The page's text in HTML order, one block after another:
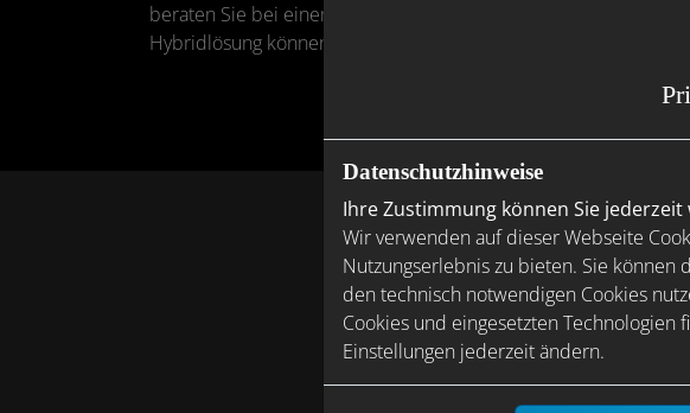
beraten Sie bei einem Umstieg auf Gas auch zum Thema
Hybridlösung können Sie Förderung durch die
Datenschutzhinweise
Ihre Zustimmung können Sie
Wir verwenden auf dieser Webseite
Nutzungserlebnis zu bieten. Sie können
den technisch notwendigen Cookies
Cookies und eingesetzten Technologien
Einstellungen jederzeit ändern.